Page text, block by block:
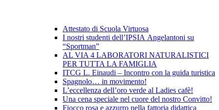
Attestato di Scuola Virtuosa
I nostri studenti dell’IPSIA Angelantoni su
“Sportman”
AL VIA 4 LABORATORI NATURALISTICI
PER TUTTA LA FAMIGLIA
ITCG L. Einaudi – Incontro con la guida turistica
Spagnolo… in movimento!
L’eccellenza dell’oro verde al Ladies cafè!
Una cena speciale nel cuore del nostro Convitto!
Fiocco rosa e azzurro nella fattoria didattica